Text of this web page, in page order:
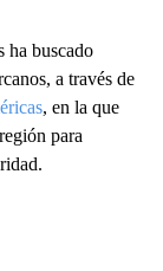
ha buscado
a través de
, en la que
para